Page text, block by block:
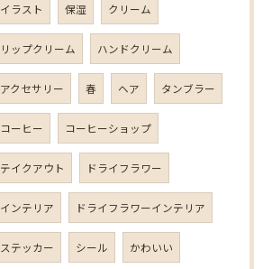
イラスト 保湿 クリーム
リップクリーム ハンドクリーム
アクセサリー 春 ヘア タンブラー
コーヒー コーヒーショップ
テイクアウト ドライフラワー
インテリア ドライフラワーインテリア
ステッカー シール かわいい